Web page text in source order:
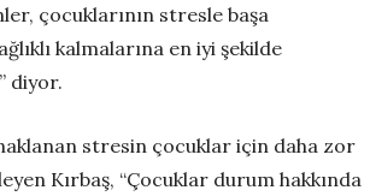
çocuklarının stresle başa
kalmalarına en iyi şekilde
diyor.
stresin çocuklar için daha zor
Kırbaş, “Çocuklar durum hakkında